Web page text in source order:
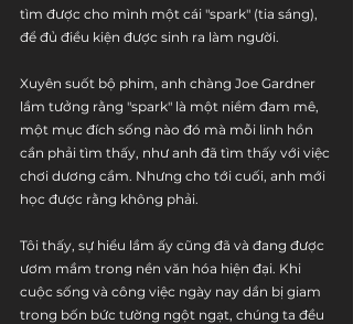
tìm được cho mình một cái "spark" (tia sáng),
để đủ điều kiện được sinh ra làm người.
Xuyên suốt bộ phim, anh chàng Joe Gardner
lầm tưởng rằng "spark" là một niềm đam mê,
một mục đích sống nào đó mà mỗi linh hồn
cần phải tìm thấy, như anh đã tìm thấy với việc
chơi dương cầm. Nhưng cho tới cuối, anh mới
học được rằng không phải.
Tôi thấy, sự hiểu lầm ấy cũng đã và đang được
ươm mầm trong nền văn hóa hiện đại. Khi
cuộc sống và công việc ngày nay dần bị giam
trong bốn bức tường ngột ngạt, chúng ta đều